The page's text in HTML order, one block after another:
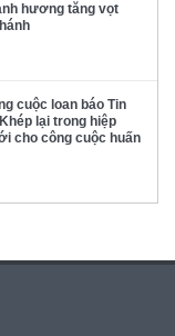
hương tăng vọt
cuộc loan báo Tin
lại trong hiệp
cho công cuộc huấn